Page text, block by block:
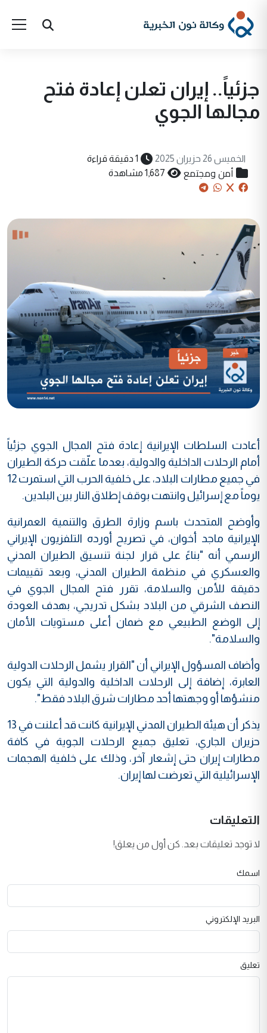
جزئياً.. إيران تعلن إعادة فتح
مجالها الجوي
الخميس 26 حزيران 2025 1 دقيقة قراءة
أمن ومجتمع 1,687 مشاهدة
أعادت السلطات الإيرانية إعادة فتح المجال الجوي جزئياً
أمام الرحلات الداخلية والدولية، بعدما علّقت حركة الطيران
في جميع مطارات البلاد، على خلفية الحرب التي استمرت 12
يوماً مع إسرائيل وانتهت بوقف إطلاق النار بين البلدين.
وأوضح المتحدث باسم وزارة الطرق والتنمية العمرانية
الإيرانية ماجد أخوان، في تصريح أورده التلفزيون الإيراني
الرسمي أنه "بناءً على قرار لجنة تنسيق الطيران المدني
والعسكري في منظمة الطيران المدني، وبعد تقييمات
دقيقة للأمن والسلامة، تقرر فتح المجال الجوي في
النصف الشرقي من البلاد بشكل تدريجي، بهدف العودة
إلى الوضع الطبيعي مع ضمان أعلى مستويات الأمان
والسلامة".
وأضاف المسؤول الإيراني أن "القرار يشمل الرحلات الدولية
العابرة، إضافة إلى الرحلات الداخلية والدولية التي يكون
منشؤها أو وجهتها أحد مطارات شرق البلاد فقط".
يذكر أن هيئة الطيران المدني الإيرانية كانت قد أعلنت في 13
حزيران الجاري، تعليق جميع الرحلات الجوية في كافة
مطارات إيران حتى إشعار آخر، وذلك على خلفية الهجمات
الإسرائيلية التي تعرضت لها إيران.
التعليقات
لا توجد تعليقات بعد. كن أول من يعلق!
اسمك
البريد الإلكتروني
تعليق